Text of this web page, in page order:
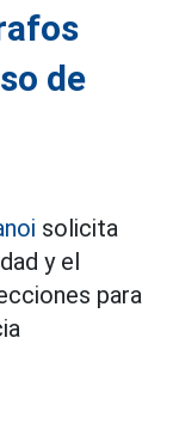
de
solicita
y el
para